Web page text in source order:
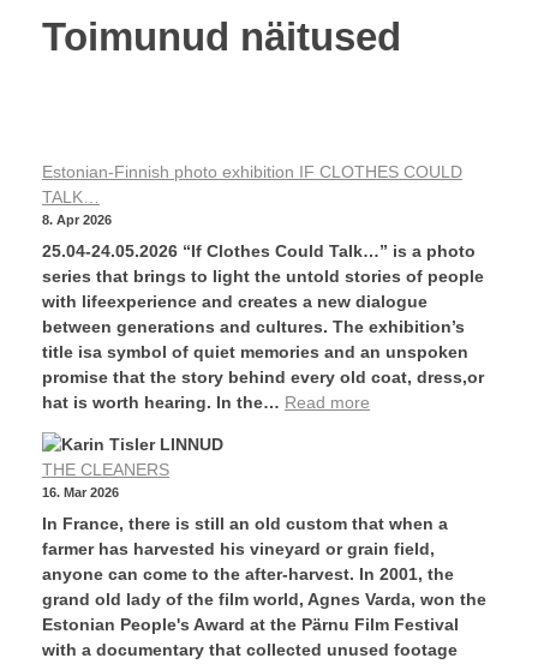
Toimunud näitused
Estonian-Finnish photo exhibition IF CLOTHES COULD
TALK…
8. Apr 2026
25.04-24.05.2026 “If Clothes Could Talk…” is a photo
series that brings to light the untold stories of people
with lifeexperience and creates a new dialogue
between generations and cultures. The exhibition’s
title isa symbol of quiet memories and an unspoken
promise that the story behind every old coat, dress,or
hat is worth hearing. In the… Read more
THE CLEANERS
16. Mar 2026
In France, there is still an old custom that when a
farmer has harvested his vineyard or grain field,
anyone can come to the after-harvest. In 2001, the
grand old lady of the film world, Agnes Varda, won the
Estonian People's Award at the Pärnu Film Festival
with a documentary that collected unused footage